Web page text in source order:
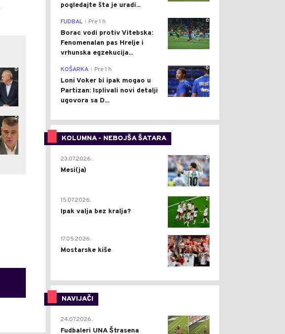
0
0
pogledajte šta je uradi...
0
FUDBAL Pre 1 h
Borac vodi protiv Vitebska:
Fenomenalan pas Hrelje i
vrhunska egzekucija...
0
KOŠARKA Pre 1 h
Loni Voker bi ipak mogao u
Partizan: Isplivali novi detalji
ugovora sa D...
KOLUMNA - NEBOJŠA ŠATARA
0
23.07.2026.
Mesi(ja)
2
15.07.2026.
Ipak valja bez kralja?
0
17.05.2026.
Mostarske kiše
NAVIJAČI
0
24.07.2026.
Fudbaleri UNA Štrasena